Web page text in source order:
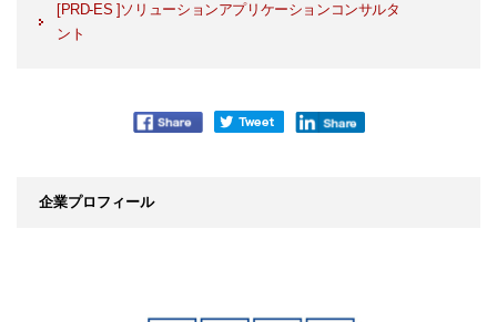
[PRD-ES ]ソリューションアプリケーションコンサルタ
ント
企業プロフィール